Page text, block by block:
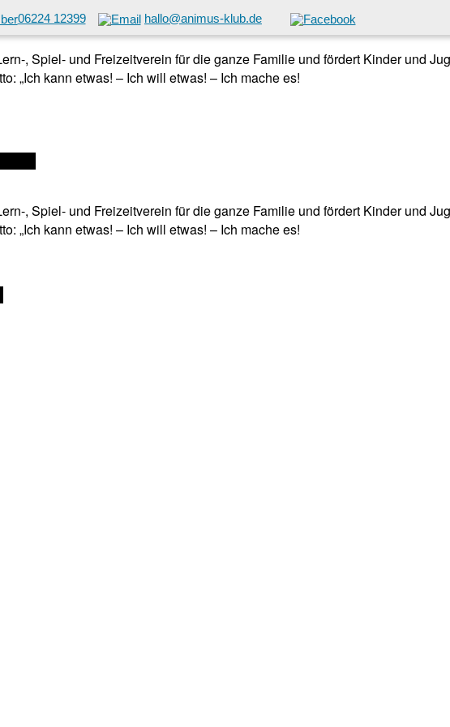
06224 12399 hallo@animus-klub.de
, Spiel- und Freizeitverein für die ganze Familie und fördert Kinder und
„Ich kann etwas! – Ich will etwas! – Ich mache es!
, Spiel- und Freizeitverein für die ganze Familie und fördert Kinder und
„Ich kann etwas! – Ich will etwas! – Ich mache es!